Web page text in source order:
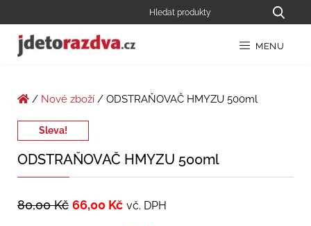
MENU
/ Nové zboží / ODSTRAŇOVAČ HMYZU 500ml
Sleva!
ODSTRAŇOVAČ HMYZU 500ml
80,00Kč 66,00 Kč vč. DPH